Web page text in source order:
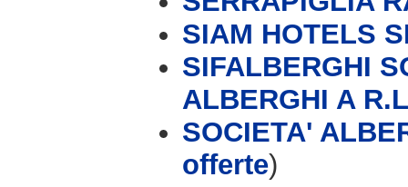
SIAM HOTELS
SIFALBERGHI
ALBERGHI A
SOCIETA'
offerte)